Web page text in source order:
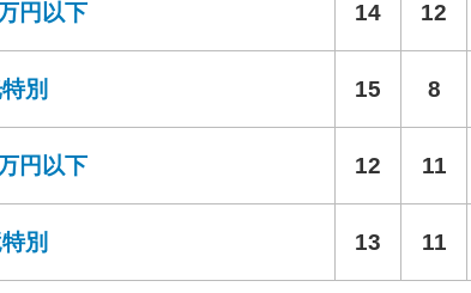
円以下 14 12
別 15 8
円以下 12 11
別 13 11